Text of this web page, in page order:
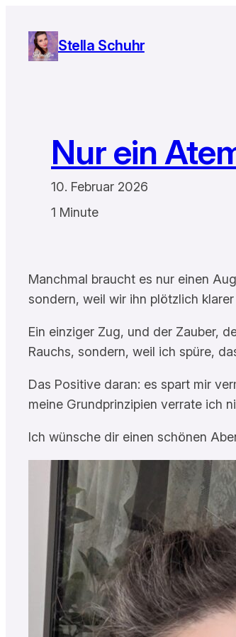
Inhalt
springen
Stella Schuhr
Nur ein
10. Februar 2026
1 Minute
Manchmal braucht es nur einen
sondern, weil wir ihn plötzlich klarer
Ein einziger Zug, und der Zauber,
Rauchs, sondern, weil ich spüre,
Das Positive daran: es spart mir
meine Grundprinzipien verrate ich
Ich wünsche dir einen schönen